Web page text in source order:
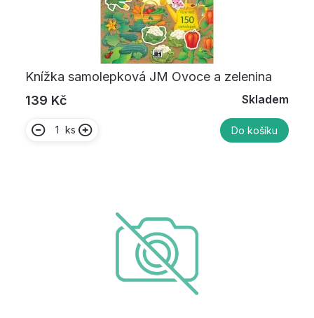
Knížka samolepková JM Ovoce a zelenina
139 Kč
Skladem
ks Do košíku